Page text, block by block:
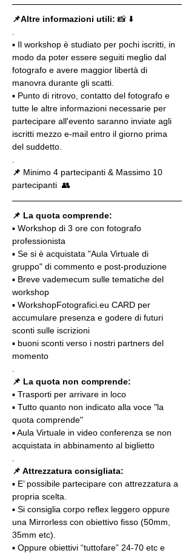
📌Altre informazioni utili: 📸 ⬇️
▪️ Il workshop è studiato per pochi iscritti, in
modo da poter essere seguiti meglio dal
fotografo e avere maggior libertà di
manovra durante gli scatti.
▪️ Punto di ritrovo, contatto del fotografo e
tutte le altre informazioni necessarie per
partecipare all'evento saranno inviate agli
iscritti mezzo e-mail entro il giorno prima
del suddetto.
📌 Minimo 4 partecipanti & Massimo 10
partecipanti  👥
📌 La quota comprende:
▪️ Workshop di 3 ore con fotografo
professionista
▪️ Se si è acquistata "Aula Virtuale di
gruppo" di commento e post-produzione
▪️ Breve vademecum sulle tematiche del
workshop
▪️ WorkshopFotografici.eu CARD per
accumulare presenza e godere di futuri
sconti sulle iscrizioni
▪️ buoni sconti verso i nostri partners del
momento
📌 La quota non comprende:
▪️ Trasporti per arrivare in loco
▪️ Tutto quanto non indicato alla voce "la
quota comprende"
▪️ Aula Virtuale in video conferenza se non
acquistata in abbinamento al biglietto
📌 Attrezzatura consigliata:
▪️ E’ possibile partecipare con attrezzatura a
propria scelta.
▪️ Si consiglia corpo reflex leggero oppure
una Mirrorless con obiettivo fisso (50mm,
35mm etc).
▪️ Oppure obiettivi “tuttofare” 24-70 etc e